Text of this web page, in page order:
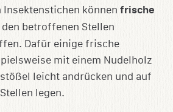
können frische
den betroffenen Stellen
Dafür einige frische
mit einem Nudelholz
leicht andrücken und auf
legen.